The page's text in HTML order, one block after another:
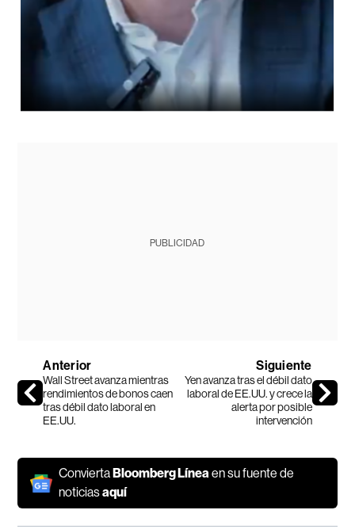
PUBLICIDAD
Anterior
Wall Street avanza mientras
rendimientos de bonos caen
tras débil dato laboral en
EE.UU.
Siguiente
Yen avanza tras el débil dato
laboral de EE.UU. y crece la
alerta por posible
intervención
Convierta Bloomberg Líneaen su fuente de
noticiasaquí